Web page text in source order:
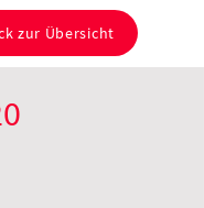
zur Übersicht